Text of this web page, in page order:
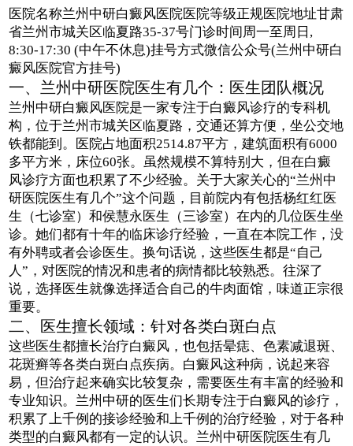
医院名称兰州中研白癜风医院医院等级正规医院地址甘肃
省兰州市城关区临夏路35-37号门诊时间周一至周日,
8:30-17:30 (中午不休息)挂号方式微信公众号(兰州中研白
癜风医院官方挂号)
一、兰州中研医院医生有几个：医生团队概况
兰州中研白癜风医院是一家专注于白癜风诊疗的专科机
构，位于兰州市城关区临夏路，交通还算方便，坐公交地
铁都能到。医院占地面积2514.87平方，建筑面积有6000
多平方米，床位60张。虽然规模不算特别大，但在白癜
风诊疗方面也积累了不少经验。关于大家关心的“兰州中
研医院医生有几个”这个问题，目前院内有包括杨红红医
生（七诊室）和侯慧永医生（三诊室）在内的几位医生坐
诊。她们都有十年的临床诊疗经验，一直在本院工作，没
有外聘或者会诊医生。换句话说，这些医生都是“自己
人”，对医院的情况和患者的病情都比较熟悉。往深了
说，选择医生就像选择适合自己的牛肉面馆，味道正宗很
重要。
二、医生擅长领域：针对各类白斑白点
这些医生都擅长治疗白癜风，也包括晕痣、色素减退斑、
花斑癣等各类白斑白点疾病。白癜风这种病，说起来容
易，但治疗起来确实比较复杂，需要医生有丰富的经验和
专业知识。兰州中研的医生们长期专注于白癜风的诊疗，
积累了上千例的接诊经验和上千例的治疗经验，对于各种
类型的白癜风都有一定的认识。兰州中研医院医生有几